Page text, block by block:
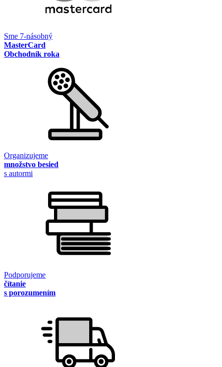
Sme 7-násobný
MasterCard
Obchodník roka
Organizujeme
množstvo besied
s autormi
Podporujeme
čítanie
s porozumením